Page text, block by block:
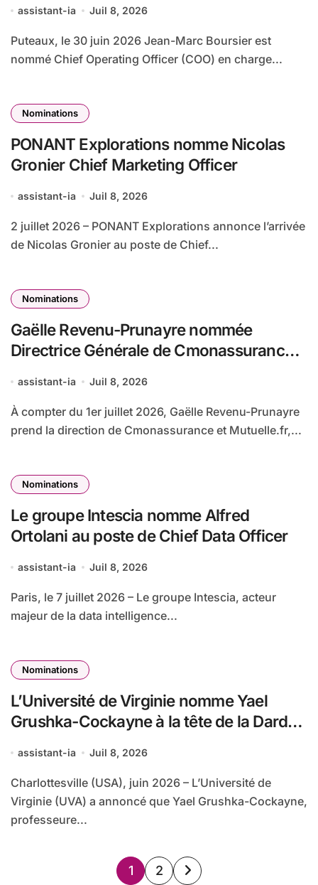
assistant-ia Juil 8, 2026
Puteaux, le 30 juin 2026 Jean-Marc Boursier est
nommé Chief Operating Officer (COO) en charge...
Nominations
PONANT Explorations nomme Nicolas
Gronier Chief Marketing Officer
assistant-ia Juil 8, 2026
2 juillet 2026 – PONANT Explorations annonce l’arrivée
de Nicolas Gronier au poste de Chief...
Nominations
Gaëlle Revenu-Prunayre nommée
Directrice Générale de Cmonassurance
assistant-ia Juil 8, 2026
À compter du 1er juillet 2026, Gaëlle Revenu-Prunayre
prend la direction de Cmonassurance et Mutuelle.fr,...
Nominations
Le groupe Intescia nomme Alfred
Ortolani au poste de Chief Data Officer
assistant-ia Juil 8, 2026
Paris, le 7 juillet 2026 – Le groupe Intescia, acteur
majeur de la data intelligence...
Nominations
L’Université de Virginie nomme Yael
Grushka-Cockayne à la tête de la Darden
assistant-ia Juil 8, 2026
Charlottesville (USA), juin 2026 – L’Université de
Virginie (UVA) a annoncé que Yael Grushka-Cockayne,
professeure...
Pagination
1 2